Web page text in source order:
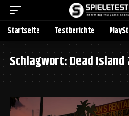
Startseite Testberichte
Schlagwort:Dead Island